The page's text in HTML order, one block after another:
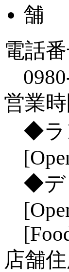
電話
営業
◆ラ
◆デ
店舗